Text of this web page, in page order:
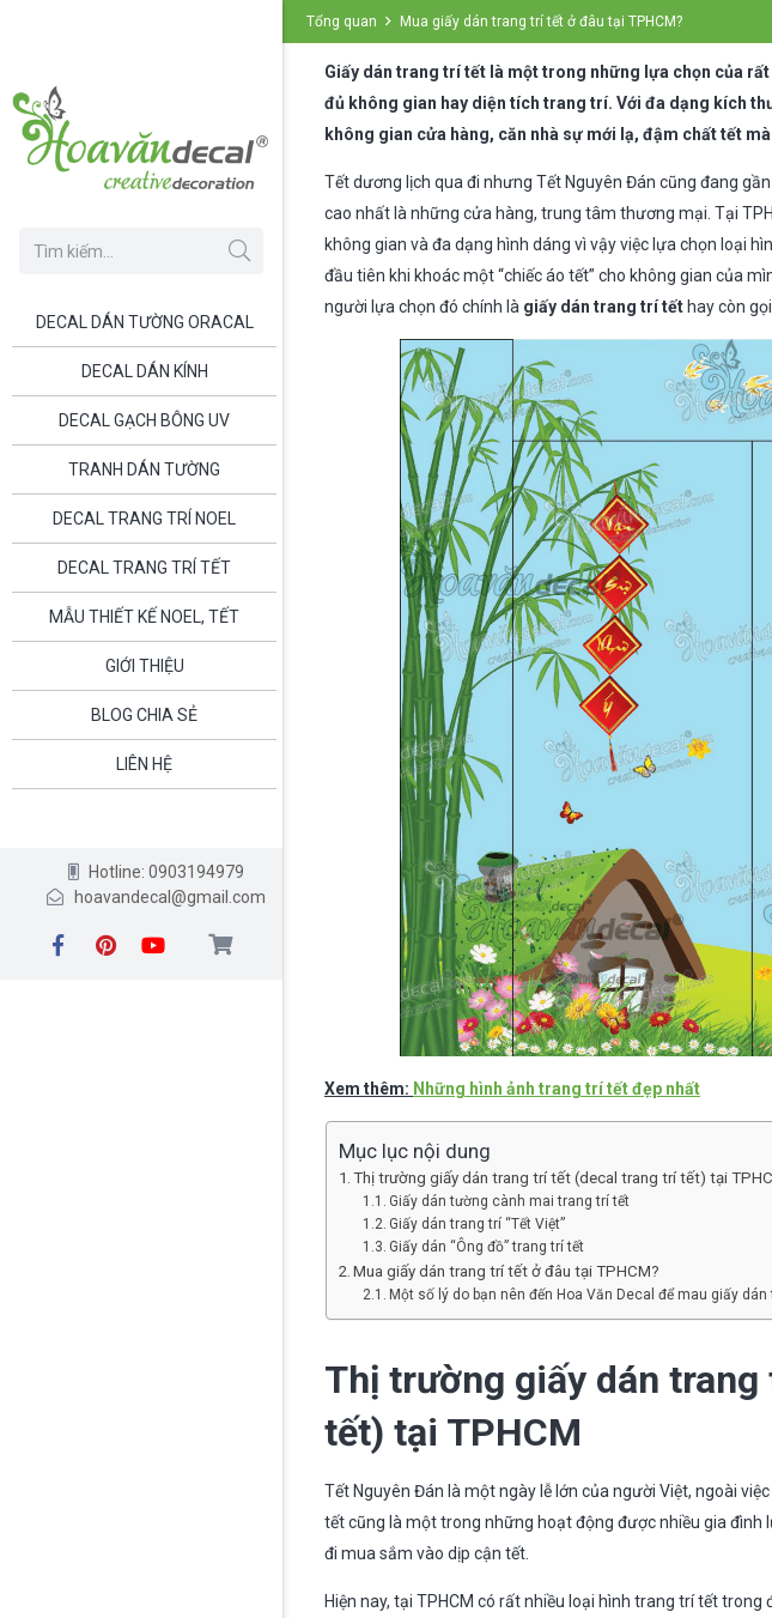
DECAL DÁN TƯỜNG ORACAL
DECAL DÁN KÍNH
DECAL GẠCH BÔNG UV
TRANH DÁN TƯỜNG
DECAL TRANG TRÍ NOEL
DECAL TRANG TRÍ TẾT
MẪU THIẾT KẾ NOEL, TẾT
GIỚI THIỆU
BLOG CHIA SẺ
LIÊN HỆ
Hotline: 0903194979
hoavandecal@gmail.com
Tổng quan Mua giấy dán trang trí tết ở đâu tại TPHCM?
Giấy dán trang trí tết là một trong những lựa chọn của
đủ không gian hay diện tích trang trí. Với đa dạng kích
không gian cửa hàng, căn nhà sự mới lạ, đậm chất tết
Tết dương lịch qua đi nhưng Tết Nguyên Đán cũng đang
cao nhất là những cửa hàng, trung tâm thương mại. Tại
không gian và đa dạng hình dáng vì vậy việc lựa chọn loại
đầu tiên khi khoác một “chiếc áo tết” cho không gian của
người lựa chọn đó chính là giấy dán trang trí tết hay còn
Xem thêm: Những hình ảnh trang trí tết đẹp nhất
Mục lục nội dung
Thị trường giấy dán trang trí tết (decal trang trí tết) tại
Giấy dán tường cành mai trang trí tết
Giấy dán trang trí “Tết Việt”
Giấy dán “Ông đồ” trang trí tết
Mua giấy dán trang trí tết ở đâu tại TPHCM?
Một số lý do bạn nên đến Hoa Văn Decal để mau giấy
Thị trường giấy dán
tết) tại TPHCM
Tết Nguyên Đán là một ngày lễ lớn của người Việt, ngoài
tết cũng là một trong những hoạt động được nhiều gia
đi mua sắm vào dịp cận tết.
Hiện nay, tại TPHCM có rất nhiều loại hình trang trí tết